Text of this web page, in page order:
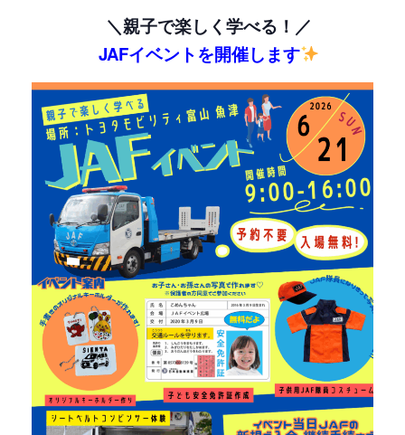
＼親子で楽しく学べる！／
JAFイベントを開催します